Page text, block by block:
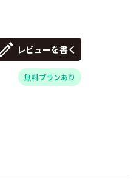
レビューを書く
無料プランあり